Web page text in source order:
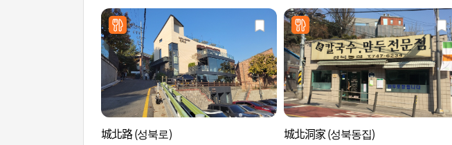
城北路 (성북로) 城北洞家 (성북동집)